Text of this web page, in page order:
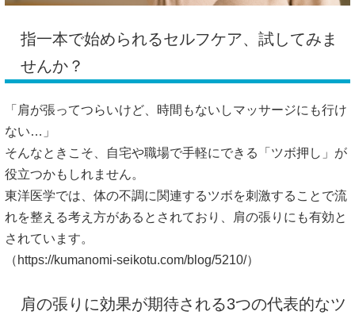
指一本で始められるセルフケア、試してみま
せんか？
「肩が張ってつらいけど、時間もないしマッサージにも行け
ない…」
そんなときこそ、自宅や職場で手軽にできる「ツボ押し」が
役立つかもしれません。
東洋医学では、体の不調に関連するツボを刺激することで流
れを整える考え方があるとされており、肩の張りにも有効と
されています。
（ https://kumanomi-seikotu.com/blog/5210/）
肩の張りに効果が期待される3つの代表的なツ